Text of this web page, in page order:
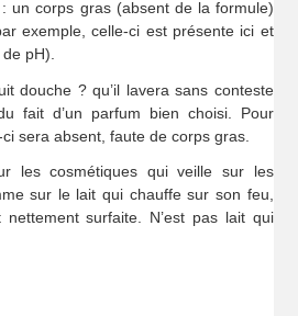
: un corps gras (absent de la formule)
exemple, celle-ci est présente ici et
pH).
douche ? qu’il lavera sans conteste
fait d’un parfum bien choisi. Pour
sera absent, faute de corps gras.
les cosmétiques qui veille sur les
sur le lait qui chauffe sur son feu,
nettement surfaite. N’est pas lait qui